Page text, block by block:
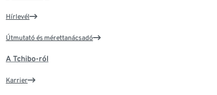
Hírlevél
Útmutató és mérettanácsadó
A Tchibo-ról
Karrier